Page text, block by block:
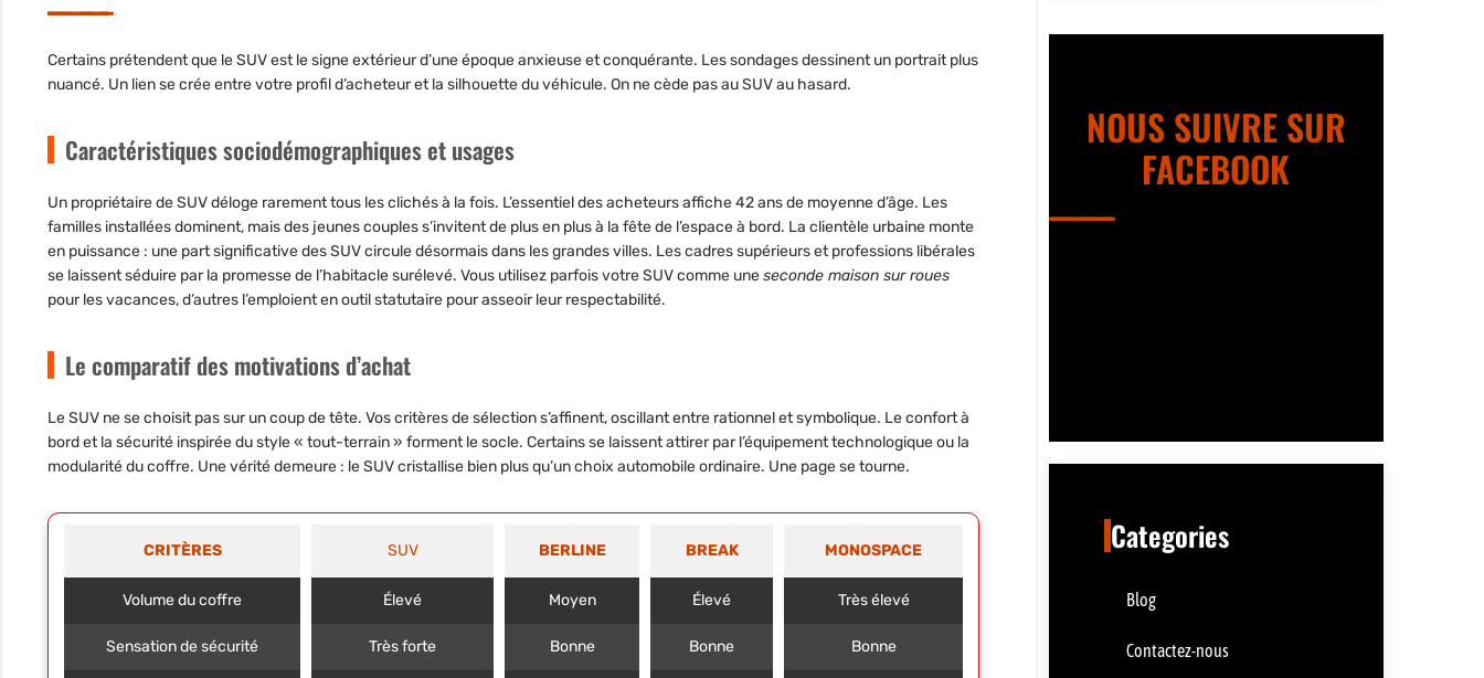
Certains prétendent que le SUV est le signe extérieur d’une époque anxieuse et conquérante. Les sondages dessinent un portrait plus
nuancé. Un lien se crée entre votre profil d’acheteur et la silhouette du véhicule. On ne cède pas au SUV au hasard.
Caractéristiques sociodémographiques et usages
Un propriétaire de SUV déloge rarement tous les clichés à la fois. L’essentiel des acheteurs affiche42 ans de moyenne d’âge. Les
familles installées dominent, mais des jeunes couples s’invitent de plus en plus à la fête de l’espace à bord. La clientèle urbaine monte
en puissance : une part significative des SUV circule désormais dans les grandes villes. Les cadres supérieurs et professions libérales
se laissent séduire par la promesse de l’habitacle surélevé. Vous utilisez parfois votre SUV comme uneseconde maison sur roues
pour les vacances, d’autres l’emploient en outil statutaire pour asseoir leur respectabilité.
Le comparatif des motivations d’achat
Le SUV ne se choisit pas sur un coup de tête. Vos critères de sélection s’affinent, oscillant entre rationnel et symbolique. Le confort à
bord et la sécurité inspirée du style « tout-terrain » forment le socle. Certains se laissent attirer par l’équipement technologique ou la
modularité du coffre. Une vérité demeure : le SUV cristallise bien plus qu’un choix automobile ordinaire. Une page se tourne.
CRITÈRES SUV BERLINE BREAK MONOSPACE
Volume du coffre Élevé Moyen Élevé Très élevé
Sensation de sécurité Très forte Bonne Bonne Bonne
NOUS SUIVRE SUR
FACEBOOK
Categories
Blog
Contactez-nous